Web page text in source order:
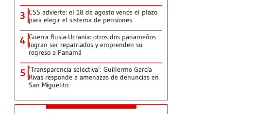
3 CSS advierte: el 18 de agosto vence el plazo
para elegir el sistema de pensiones
4 Guerra Rusia-Ucrania: otros dos panameños
logran ser repatriados y emprenden su
regreso a Panamá
5 ‘Transparencia selectiva’: Guillermo García
Rivas responde a amenazas de denuncias en
San Miguelito